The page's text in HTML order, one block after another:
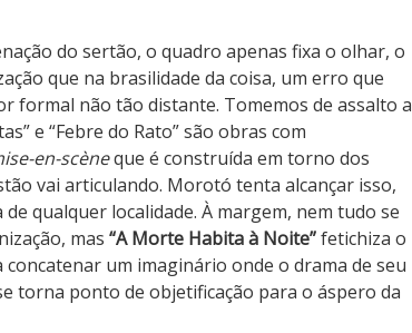
do sertão, o quadro apenas fixa o olhar, o
que na brasilidade da coisa, um erro que
formal não tão distante. Tomemos de assalto a
e “Febre do Rato” são obras com
en-scèneque é construída em torno dos
vai articulando. Morotó tenta alcançar isso,
qualquer localidade. À margem, nem tudo se
mas “A Morte Habita à Noite”fetichiza o
um imaginário onde o drama de seu
torna ponto de objetificação para o áspero da